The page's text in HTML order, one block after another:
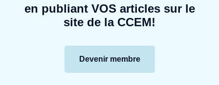
en publiant VOS articles sur le
site de la CCEM!
Devenir membre